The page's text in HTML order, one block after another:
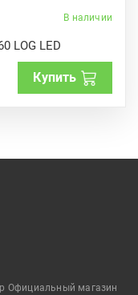
В наличии
LOG LED
Купить
Официальный магазин